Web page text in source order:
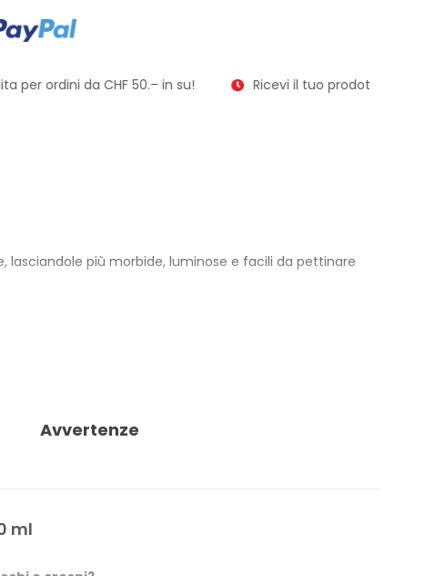
per ordini da CHF 50.– in su! Ricevi il tuo prodotto in soli
lasciandole più morbide, luminose e facili da pettinare
e ammorbidenti. Dopo il risciacquo, i capelli
Avvertenze
ml